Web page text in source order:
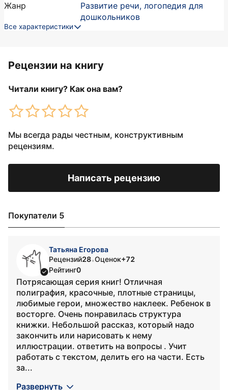
Жанр
Развитие речи, логопедия для
дошкольников
Все характеристики
Рецензии на книгу
Читали книгу? Как она вам?
Мы всегда рады честным, конструктивным
рецензиям.
Написать рецензию
Покупатели 5
Татьяна Егорова
Рецензий28•Оценок+72
Рейтинг0
Потрясающая серия книг! Отличная
полиграфия, красочные, плотные страницы,
любимые герои, множество наклеек. Ребенок в
восторге. Очень понравилась структура
книжки. Небольшой рассказ, который надо
закончить или нарисовать к нему
иллюстрации. ответить на вопросы . Учит
работать с текстом, делить его на части. Есть
за...
Развернуть